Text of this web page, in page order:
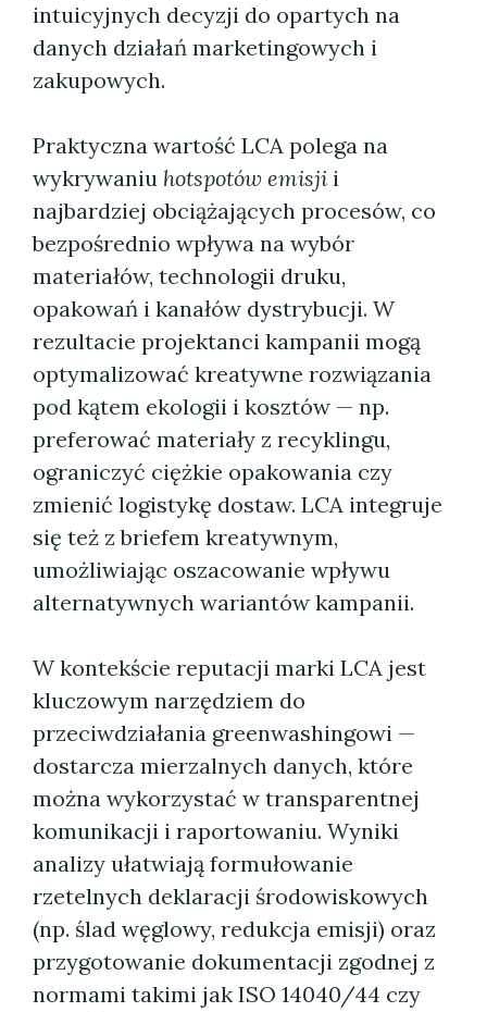
intuicyjnych decyzji do opartych na
danych działań marketingowych i
zakupowych.
Praktyczna wartość LCA polega na
wykrywaniu hotspotów emisji i
najbardziej obciążających procesów, co
bezpośrednio wpływa na wybór
materiałów, technologii druku,
opakowań i kanałów dystrybucji. W
rezultacie projektanci kampanii mogą
optymalizować kreatywne rozwiązania
pod kątem ekologii i kosztów — np.
preferować materiały z recyklingu,
ograniczyć ciężkie opakowania czy
zmienić logistykę dostaw. LCA integruje
się też z briefem kreatywnym,
umożliwiając oszacowanie wpływu
alternatywnych wariantów kampanii.
W kontekście reputacji marki LCA jest
kluczowym narzędziem do
przeciwdziałania greenwashingowi —
dostarcza mierzalnych danych, które
można wykorzystać w transparentnej
komunikacji i raportowaniu. Wyniki
analizy ułatwiają formułowanie
rzetelnych deklaracji środowiskowych
(np. ślad węglowy, redukcja emisji) oraz
przygotowanie dokumentacji zgodnej z
normami takimi jak ISO 14040/44 czy